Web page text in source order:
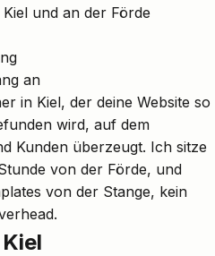
an
in Kiel, der deine Website so
wird, auf dem
Kunden überzeugt. Ich sitze
von der Förde, und
von der Stange, kein